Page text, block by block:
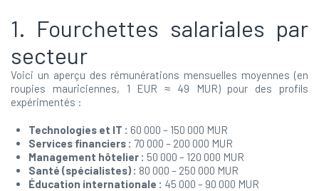
1. Fourchettes salariales par
secteur
Voici un aperçu des rémunérations mensuelles moyennes (en
roupies mauriciennes, 1 EUR ≈ 49 MUR) pour des profils
expérimentés :
Technologies et IT : 60 000 – 150 000 MUR
Services financiers : 70 000 – 200 000 MUR
Management hôtelier : 50 000 – 120 000 MUR
Santé (spécialistes) : 80 000 – 250 000 MUR
Éducation internationale : 45 000 – 90 000 MUR